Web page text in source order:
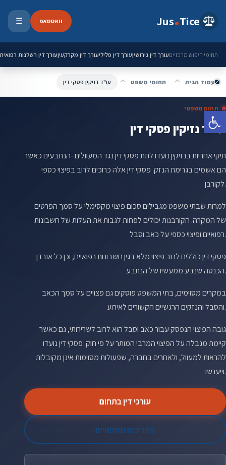
פתח סרגל נגישות
Jus Tice וואטסאפ ☰
תחומי חיפוש מרכזייםעורך דין גירושיןעורך דין פליליעורך דין מקרקעיןעורך דין רשלנות רפואית
עמוד הבית תחומי משפט עו"ד נזיקין פסקי דין
תחום משפטי
עו"ד נזיקין פסקי דין
תיקי אחריות בנזיקין נועדו לתת פסקי דין נגד המעוולים -הנתבעים כאשר
הם אשמים בגרימת הנזק. פסקי דין אלה כרוכים לרוב בפיצוי כספי
לקורבן.
למרות שבתי משפט מגבילים סכום פיצוי מקסימלי על סמך הפרטים
של המקרה. הקורבנות יכולים לפחות לגבות את העלות של חשבונות
רפואיים ופיצוי כספי על כאב וסבל.
פסקי דין כוללים לרוב פיצוי מלא בגין חשבונות רפואיים, וכן כל אובדן
הכנסה שנבע ממעשיו של הנתבע.
במקרים מסוימים, בתי המשפט פוסקים גם פצויים על סמך הכאב
והסבל והנזקים הרגשיים הקשורים לאירוע.
גובה הפיצוי הנפסק עבור כאב וסבל הוא לרוב לשרירותי, גם כאשר
קיימת מגבלה על הפיצוי המרבי המותר על פי חוק. פסקי דין נועדו
להראות למעוול, ולאחרים בחברה, שפעולות מסוימות אינן מקובלות
וייענשו.
עורכי דין בתחום
מדריכים משפטיים